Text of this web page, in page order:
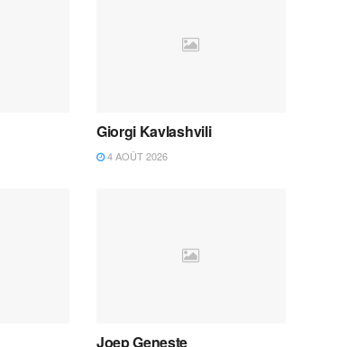
Giorgi Kavlashvili
4 AOÛT 2026
Joep Geneste